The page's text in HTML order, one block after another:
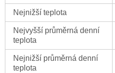
Nejnižší teplota
Nejvyšší průměrná denní
teplota
Nejnižší průměrná denní
teplota